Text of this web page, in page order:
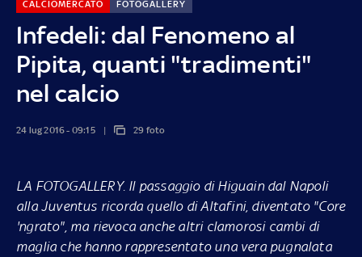
Infedeli: dal Fenomeno al
Pipita, quanti "tradimenti"
nel calcio
CALCIOMERCATO FOTOGALLERY
24 lug 2016 - 09:15 29 foto
LA FOTOGALLERY. Il passaggio di Higuain dal Napoli
alla Juventus ricorda quello di Altafini, diventato "Core
'ngrato", ma rievoca anche altri clamorosi cambi di
maglia che hanno rappresentato una vera pugnalata